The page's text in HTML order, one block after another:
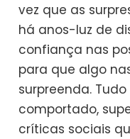
vez que as
há anos-luz de
confiança nas
para que algo
surpreenda.
comportado,
críticas sociais